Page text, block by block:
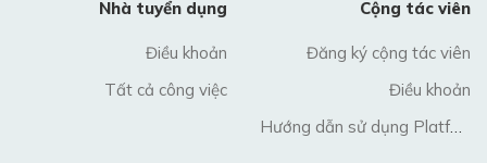
Nhà tuyển dụng
Điều khoản
Tất cả công việc
Cộng tác viên
Đăng ký cộng tác viên
Điều khoản
Hướng dẫn sử dụng Platform